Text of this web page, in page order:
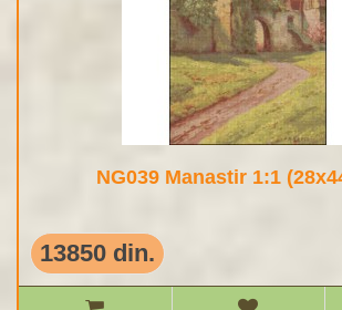
NG039 Manastir 1:1
13850 din.